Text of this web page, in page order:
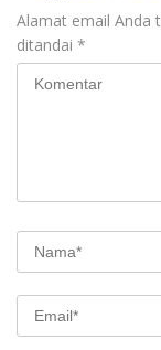
Alamat email Anda
ditandai *